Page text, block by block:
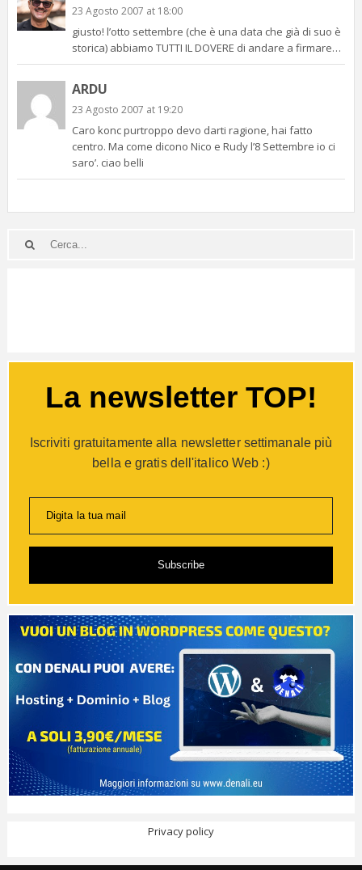
23 Agosto 2007 at 18:00
giusto! l’otto settembre (che è una data che già di suo è
storica) abbiamo TUTTI IL DOVERE di andare a firmare…
ARDU
23 Agosto 2007 at 19:20
Caro konc purtroppo devo darti ragione, hai fatto
centro. Ma come dicono Nico e Rudy l’8 Settembre io ci
saro’. ciao belli
La newsletter TOP!
Iscriviti gratuitamente alla newsletter settimanale più
bella e gratis dell'italico Web :)
Digita la tua mail
Subscribe
Privacy policy